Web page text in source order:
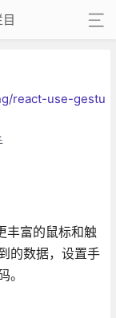
react-use-gestu
丰富的鼠标和触
的数据，设置手
。